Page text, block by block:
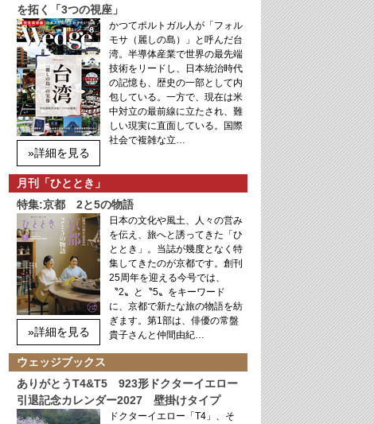
を拓く「3つの視座」
»詳細を見る
かつてポルトガル人が「フォル
モサ（麗しの島）」と呼んだ台
湾。半導体産業で世界の最先端
技術をリードし、日本統治時代
の記憶も、歴史の一部として内
包している。一方で、現在は米
中対立の最前線に立たされ、難
しい現実に直面している。国際
社会で複雑な立…
月刊「ひととき」
特集:京都 2と5の物語
»詳細を見る
日本の文化や風土、人々の営み
を伝え、旅へと誘ってきた「ひ
ととき」。当誌が幾度となく特
集してきたのが京都です。創刊
25周年を迎える今号では、
〝2〟と〝5〟をキーワード
に、京都で新たな旅の物語を紡
ぎます。第1部は、俳優の常盤
貴子さんと仲間由紀…
ウェッジブックス
ありがとうT4&T5 923形ドクターイエロー
引退記念カレンダー2027 壁掛けタイプ
ドクターイエロー「T4」、そ